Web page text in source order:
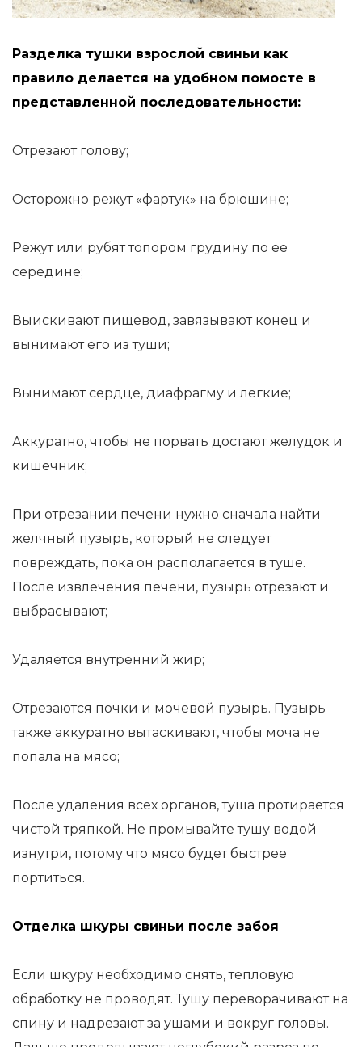
Разделка тушки взрослой свиньи как
правило делается на удобном помосте в
представленной последовательности:
Отрезают голову;
Осторожно режут «фартук» на брюшине;
Режут или рубят топором грудину по ее
середине;
Выискивают пищевод, завязывают конец и
вынимают его из туши;
Вынимают сердце, диафрагму и легкие;
Аккуратно, чтобы не порвать достают желудок и
кишечник;
При отрезании печени нужно сначала найти
желчный пузырь, который не следует
повреждать, пока он располагается в туше.
После извлечения печени, пузырь отрезают и
выбрасывают;
Удаляется внутренний жир;
Отрезаются почки и мочевой пузырь. Пузырь
также аккуратно вытаскивают, чтобы моча не
попала на мясо;
После удаления всех органов, туша протирается
чистой тряпкой. Не промывайте тушу водой
изнутри, потому что мясо будет быстрее
портиться.
Отделка шкуры свиньи после забоя
Если шкуру необходимо снять, тепловую
обработку не проводят. Тушу переворачивают на
спину и надрезают за ушами и вокруг головы.